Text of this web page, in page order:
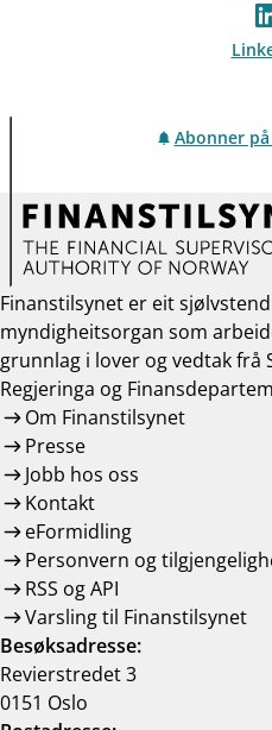
Abonner
Finanstilsynet er eit
myndigheitsorgan som
grunnlag i lover og vedtak frå
Regjeringa og
Om Finanstilsynet
Presse
Jobb hos oss
Kontakt
eFormidling
Personvern og
RSS og API
Varsling til Finanstilsynet
Besøksadresse:
Revierstredet 3
0151 Oslo